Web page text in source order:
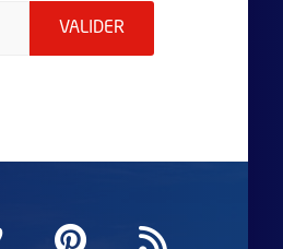
indiquez votre email (champ
VALIDER ENVOYER MA
fenêtrefenêtre
une nouvelle fenêtre
Vimeo
, Ouvre une nouvelle
Pinterest
, Ouvre une
Flux RSS